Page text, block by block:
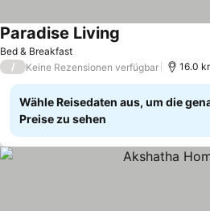
Bed & Breakfast
Paradise Living
/ Keine Rezensionen verfügbar 16.0
Wähle Reisedaten aus, um die
Preise zu sehen